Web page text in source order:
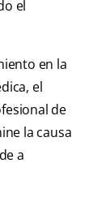
el
en la
el
de
la causa
a